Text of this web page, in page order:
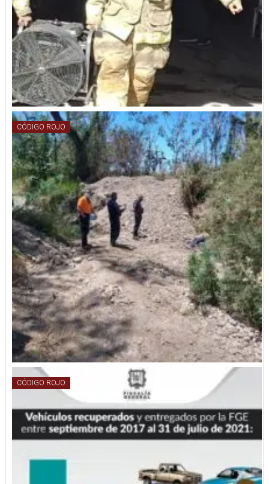
CÓDIGO ROJO
CÓDIGO ROJO